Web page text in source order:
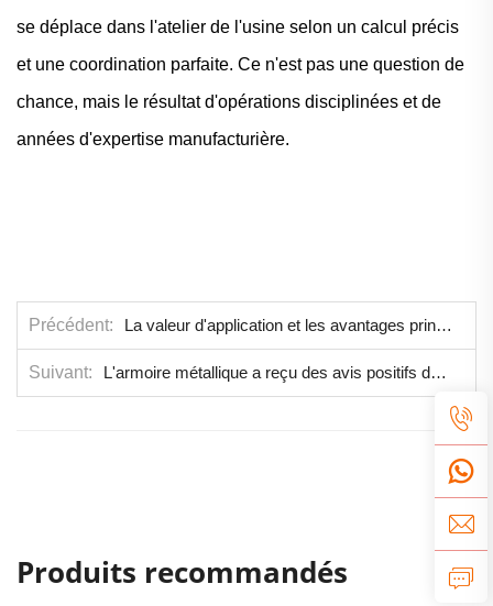
se déplace dans l'atelier de l'usine selon un calcul précis
et une coordination parfaite. Ce n'est pas une question de
chance, mais le résultat d'opérations disciplinées et de
années d'expertise manufacturière.
Précédent La valeur d'application et les avantages principaux des classeurs métalliques dans les environnements de bureau
Suivant L'armoire métallique a reçu des avis positifs de la part des clients.
Produits recommandés